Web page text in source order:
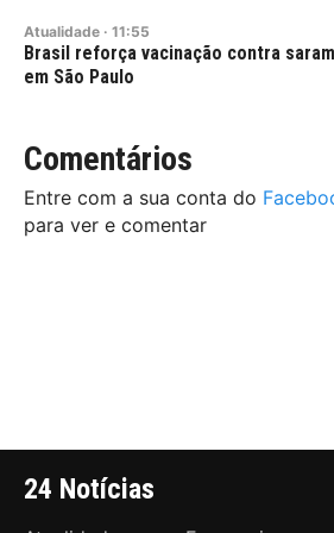
Atualidade · 11:55
Brasil reforça vacinação contra
em São Paulo
Comentários
Entre com a sua conta do
para ver e comentar
24 Notícias